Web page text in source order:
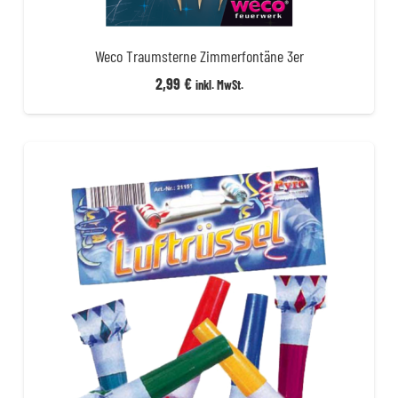
Weco Traumsterne Zimmerfontäne 3er
2,99€ inkl. MwSt.